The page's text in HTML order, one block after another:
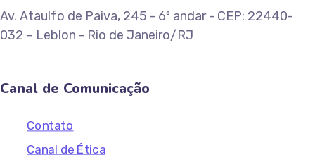
Av. Ataulfo de Paiva, 245 - 6º andar - CEP: 22440-
032 – Leblon - Rio de Janeiro/RJ
Canal de Comunicação
Contato
Canal de Ética